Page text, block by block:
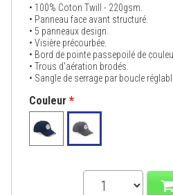
• 100% Coton Twill - 220gsm.
• Panneau face avant structuré.
• 5 panneaux design.
• Visière précourbée.
• Bord de pointe passepoilé de
• Trous d'aération brodés.
• Sangle de serrage par boucle
Couleur *